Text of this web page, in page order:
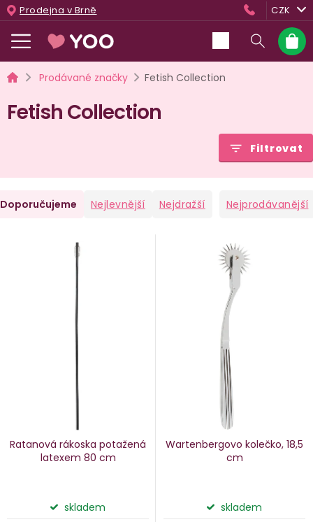
Přejít
na
obsah
Prodejna v Brně CZK
košík
DomůProdávané značky Fetish Collection
Fetish Collection
Filtrovat
Doporučujeme Nejlevnější Nejdražší Nejprodávanější
uRatanová rákoska potažená
latexem 80 cm
skladem
Wartenbergovo kolečko, 18,5
cm
skladem